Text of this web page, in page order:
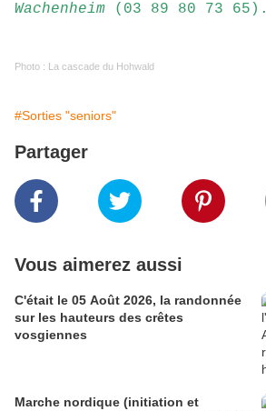
Wachenheim (03 89 80 73 65).
Photo : La cascade du Hohwald
#Sorties "seniors"
Partager
Vous aimerez aussi
C'était le 05 Août 2026, la randonnée
sur les hauteurs des crêtes
vosgiennes
Marche nordique (initiation et